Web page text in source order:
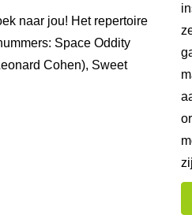
naar jou! Het repertoire
Space Oddity
Cohen), Sweet